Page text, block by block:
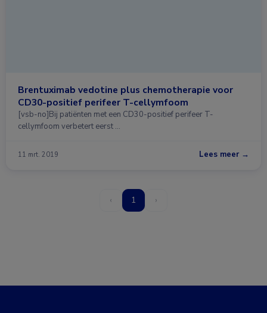
Brentuximab vedotine plus chemotherapie voor
CD30-positief perifeer T-cellymfoom
[vsb-no]Bij patiënten met een CD30-positief perifeer T-
cellymfoom verbetert eerst …
11 mrt. 2019 Lees meer →
‹ 1 ›